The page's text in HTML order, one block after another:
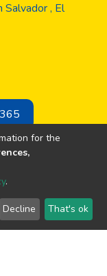
Salvador , El
derechos son
de El
for the
.
Decline That's ok